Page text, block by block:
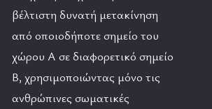
βέλτιστη δυνατή μετακίνηση
από οποιοδήποτε σημείο του
χώρου Α σε διαφορετικό σημείο
Β, χρησιμοποιώντας μόνο τις
ανθρώπινες σωματικές